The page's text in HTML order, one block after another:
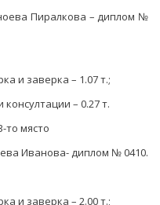
Пиралкова – диплом №
и заверка – 1.07 т.;
– 0.27 т.
то място
Иванова- диплом № 0410.
и заверка – 2.00 т.;